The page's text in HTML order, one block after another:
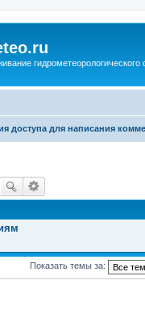
гидрометеорологического
доступа для написания
Показать темы за: